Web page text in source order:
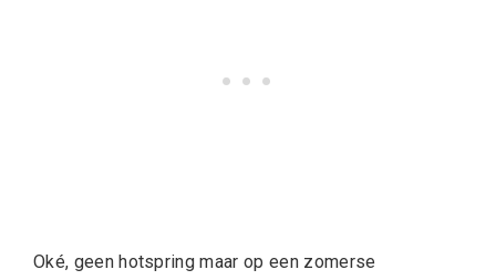
Oké, geen hotspring maar op een zomerse